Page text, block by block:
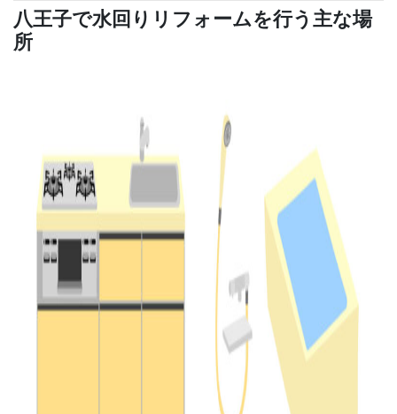
八王子で水回りリフォームを行う主な場
所